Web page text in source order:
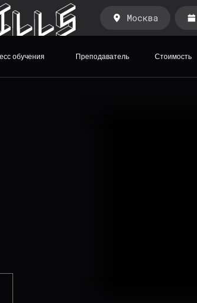
обучения Преподаватель Стоимость